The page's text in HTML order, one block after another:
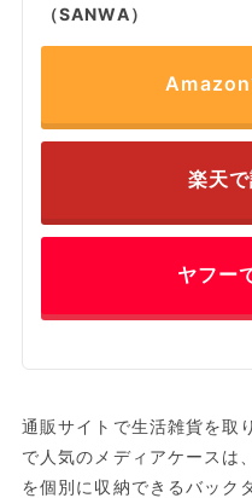
（SANWA）
Amazon
楽天
ヤフー
通販サイトで生活雑貨を取
で人気のメディアケース
を個別に収納できるバック